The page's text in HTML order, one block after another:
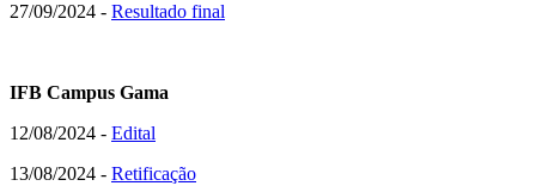
27/09/2024 - Resultado final
IFB Campus Gama
12/08/2024 - Edital
13/08/2024 - Retificação